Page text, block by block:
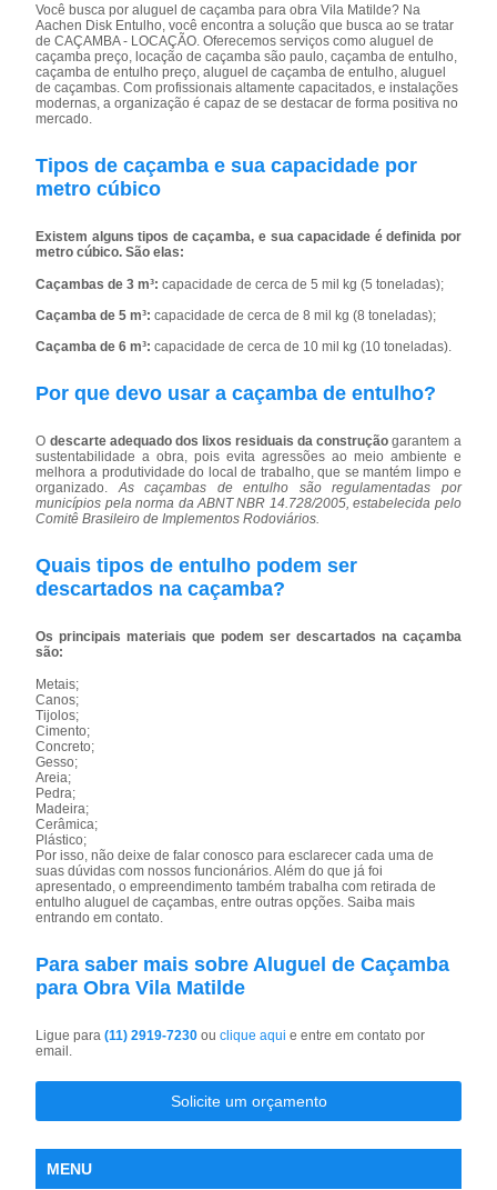
Você busca por aluguel de caçamba para obra Vila Matilde? Na
Aachen Disk Entulho, você encontra a solução que busca ao se tratar
de CAÇAMBA - LOCAÇÃO. Oferecemos serviços como aluguel de
caçamba preço, locação de caçamba são paulo, caçamba de entulho,
caçamba de entulho preço, aluguel de caçamba de entulho, aluguel
de caçambas. Com profissionais altamente capacitados, e instalações
modernas, a organização é capaz de se destacar de forma positiva no
mercado.
Tipos de caçamba e sua capacidade por
metro cúbico
Existem alguns tipos de caçamba, e sua capacidade é definida por
metro cúbico. São elas:
Caçambas de 3 m³: capacidade de cerca de 5 mil kg (5 toneladas);
Caçamba de 5 m³: capacidade de cerca de 8 mil kg (8 toneladas);
Caçamba de 6 m³: capacidade de cerca de 10 mil kg (10 toneladas).
Por que devo usar a caçamba de entulho?
O descarte adequado dos lixos residuais da construção garantem a
sustentabilidade a obra, pois evita agressões ao meio ambiente e
melhora a produtividade do local de trabalho, que se mantém limpo e
organizado. As caçambas de entulho são regulamentadas por
municípios pela norma da ABNT NBR 14.728/2005, estabelecida pelo
Comitê Brasileiro de Implementos Rodoviários.
Quais tipos de entulho podem ser
descartados na caçamba?
Os principais materiais que podem ser descartados na caçamba
são:
Metais;
Canos;
Tijolos;
Cimento;
Concreto;
Gesso;
Areia;
Pedra;
Madeira;
Cerâmica;
Plástico;
Por isso, não deixe de falar conosco para esclarecer cada uma de
suas dúvidas com nossos funcionários. Além do que já foi
apresentado, o empreendimento também trabalha com retirada de
entulho aluguel de caçambas, entre outras opções. Saiba mais
entrando em contato.
Para saber mais sobre Aluguel de Caçamba
para Obra Vila Matilde
Ligue para(11) 2919-7230ouclique aqui e entre em contato por
email.
Solicite um orçamento
MENU